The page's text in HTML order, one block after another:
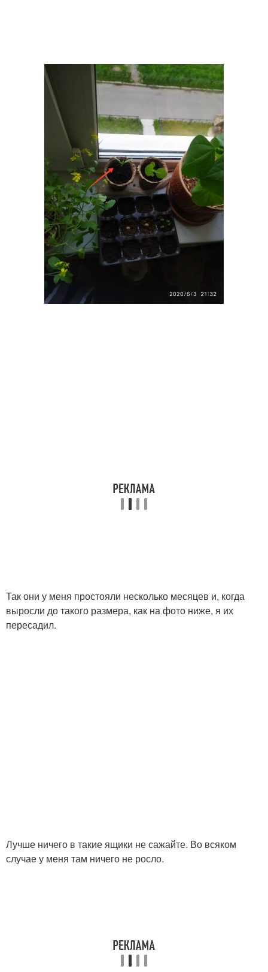
Так они у меня простояли несколько месяцев и, когда
выросли до такого размера, как на фото ниже, я их
пересадил.
Лучше ничего в такие ящики не сажайте. Во всяком
случае у меня там ничего не росло.